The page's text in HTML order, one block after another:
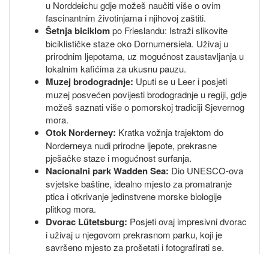
u Norddeichu gdje možeš naučiti više o ovim
fascinantnim životinjama i njihovoj zaštiti.
Šetnja biciklompo Frieslandu: Istraži slikovite
biciklističke staze oko Dornumersiela. Uživaj u
prirodnim ljepotama, uz mogućnost zaustavljanja u
lokalnim kafićima za ukusnu pauzu.
Muzej brodogradnje: Uputi se u Leer i posjeti
muzej posvećen povijesti brodogradnje u regiji, gdje
možeš saznati više o pomorskoj tradiciji Sjevernog
mora.
Otok Norderney: Kratka vožnja trajektom do
Norderneya nudi prirodne ljepote, prekrasne
pješačke staze i mogućnost surfanja.
Nacionalni park Wadden Sea: Dio UNESCO-ova
svjetske baštine, idealno mjesto za promatranje
ptica i otkrivanje jedinstvene morske biologije
plitkog mora.
Dvorac Lütetsburg: Posjeti ovaj impresivni dvorac
i uživaj u njegovom prekrasnom parku, koji je
savršeno mjesto za prošetati i fotografirati se.